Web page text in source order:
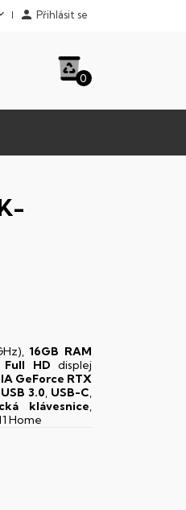
 Přihlásit se
0
16GB RAM
Full HD displej
GeForce RTX
USB 3.0, USB-C,
klávesnice,
Home